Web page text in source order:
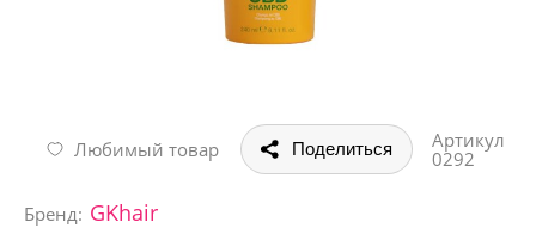
Любимый товар Поделиться
Артикул
0292
Бренд: GKhair